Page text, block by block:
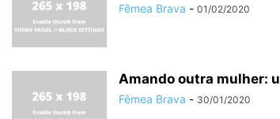
Fêmea Brava - 01/02/2020
Amando outra mulher:
Fêmea Brava - 30/01/2020